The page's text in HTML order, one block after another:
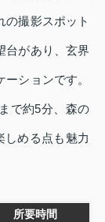
の撮影スポット
台があり、玄界
ションです。
で約5分、森の
しめる点も魅力
所要時間